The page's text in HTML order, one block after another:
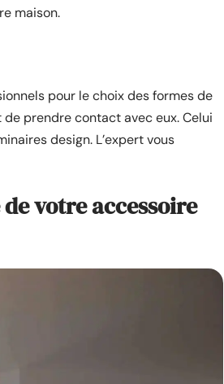
maison.
pour le choix des formes de
prendre contact avec eux. Celui
design. L’expert vous
votre accessoire